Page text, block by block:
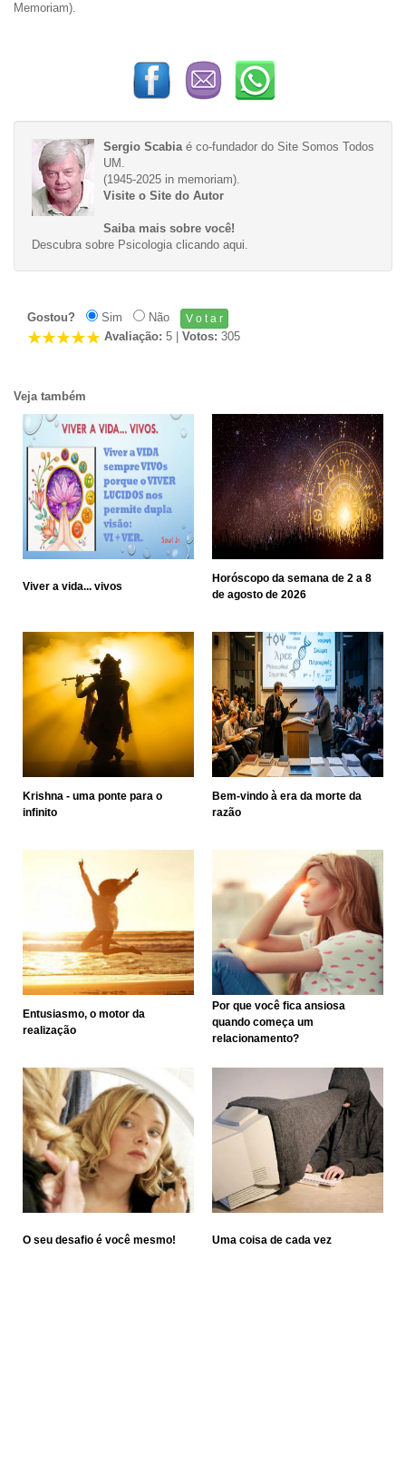
Memoriam).
Sergio Scabiaé co-fundador do Site Somos Todos
UM.
(1945-2025 in memoriam).
Visite o Site do Autor
Saiba mais sobre você!
Descubra sobre Psicologia clicando aqui.
Gostou? Sim
Não
Avaliação: 5| Votos: 305
Veja também
Viver a vida... vivos
Horóscopo da semana de 2 a 8
de agosto de 2026
Krishna - uma ponte para o
infinito
Bem-vindo à era da morte da
razão
Entusiasmo, o motor da
realização
Por que você fica ansiosa
quando começa um
relacionamento?
O seu desafio é você mesmo! Uma coisa de cada vez